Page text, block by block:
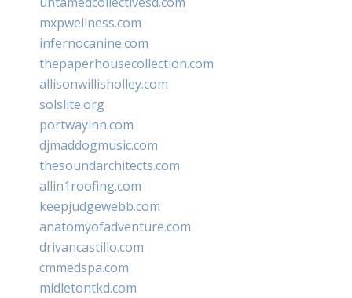
mxpwellness.com
infernocanine.com
thepaperhousecollection.com
allisonwillisholley.com
solslite.org
portwayinn.com
djmaddogmusic.com
thesoundarchitects.com
allin1roofing.com
keepjudgewebb.com
anatomyofadventure.com
drivancastillo.com
cmmedspa.com
midletontkd.com